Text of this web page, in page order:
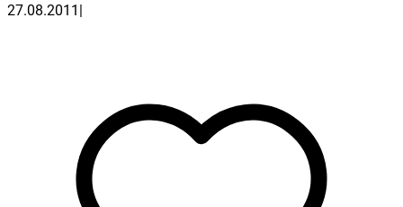
27.08.2011 |